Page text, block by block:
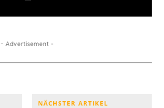
- Advertisement -
NÄCHSTER ARTIKEL